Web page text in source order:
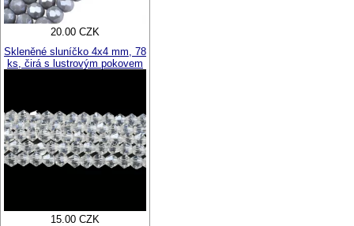
20.00 CZK
Skleněné sluníčko 4x4 mm, 78
ks, čirá s lustrovým pokovem
15.00 CZK